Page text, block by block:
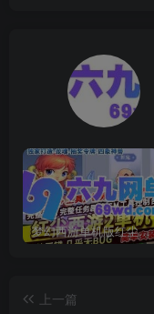
梦幻西游单机版红尘西游2微变独家打造龙魂抽奖令牌四象神兽
上一篇